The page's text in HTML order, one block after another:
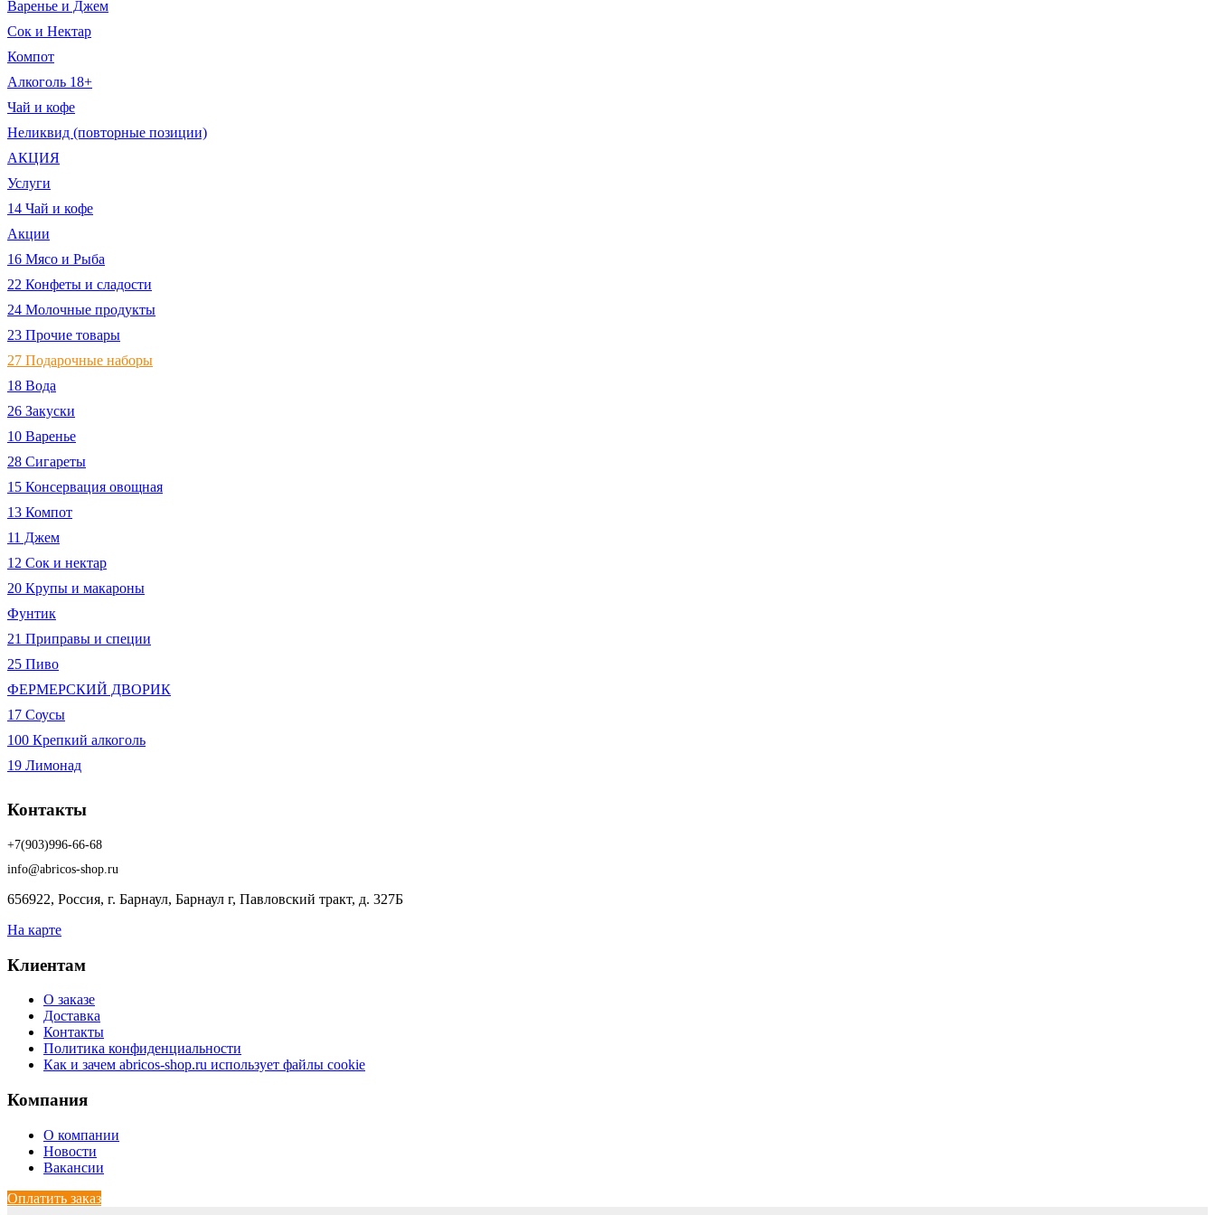
Варенье и Джем
Сок и Нектар
Компот
Алкоголь 18+
Чай и кофе
Неликвид (повторные позиции)
АКЦИЯ
Услуги
14 Чай и кофе
Акции
16 Мясо и Рыба
22 Конфеты и сладости
24 Молочные продукты
23 Прочие товары
27 Подарочные наборы
18 Вода
26 Закуски
10 Варенье
28 Сигареты
15 Консервация овощная
13 Компот
11 Джем
12 Сок и нектар
20 Крупы и макароны
Фунтик
21 Приправы и специи
25 Пиво
ФЕРМЕРСКИЙ ДВОРИК
17 Соусы
100 Крепкий алкоголь
19 Лимонад
Контакты
+7(903)996-66-68
info@abricos-shop.ru
656922, Россия, г. Барнаул, Барнаул г, Павловский тракт, д. 327Б
На карте
Клиентам
О заказе
Доставка
Контакты
Политика конфиденциальности
Как и зачем abricos-shop.ru использует файлы cookie
Компания
О компании
Новости
Вакансии
Оплатить заказ